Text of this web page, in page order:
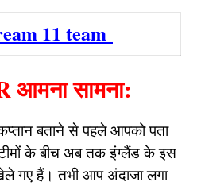
11 team
आमना सामना:
बताने से पहले आपको पता
टीमों के बीच अब तक इंग्लैंड के इस
गए हैं। तभी आप अंदाजा लगा